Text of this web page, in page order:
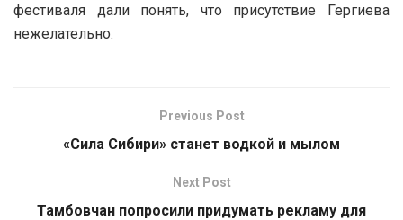
фестиваля дали понять, что присутствие Гергиева
нежелательно.
Previous Post
«Сила Сибири» станет водкой и мылом
Next Post
Тамбовчан попросили придумать рекламу для